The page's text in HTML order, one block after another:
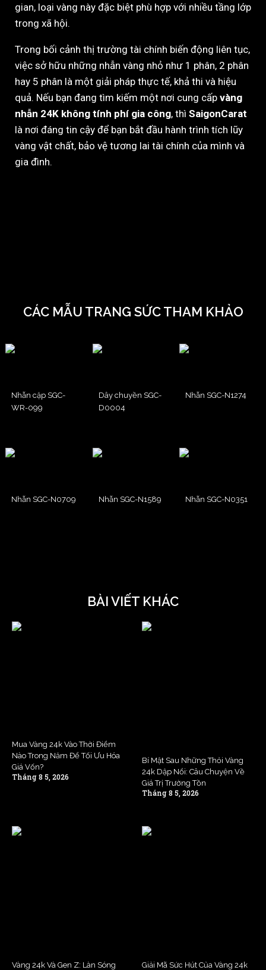
gian, loại vàng này đặc biệt phù hợp với nhiều tầng lớp
trong xã hội.
Trong bối cảnh thị trường tài chính biến động liên tục,
việc sở hữu những nhẫn vàng nhỏ như 1 phân, 2 phân
hay 5 phân là một giải pháp thực tế, khả thi và hiệu
quả. Nếu bạn đang tìm kiếm một nơi cung cấp vàng
nhẫn 24K không tính phí gia công, thì SaigonCarat
là nơi đáng tin cậy để bạn bắt đầu hành trình tích lũy
vàng vật chất, bảo vệ tương lai tài chính của mình và
gia đình.
CÁC MẪU TRANG SỨC THAM KHẢO
Nhẫn cặp SGC-
WR-099
Dây chuyền SGC-
D0004
Nhẫn SGC-N1274
Nhẫn SGC-N0709 Nhẫn SGC-N1589 Nhẫn SGC-N0351
BÀI VIẾT KHÁC
Mua Vàng 24k Vào Thời Điểm
Nào Trong Năm Để Tối Ưu Hóa
Giá Vốn?
Tháng 8 5, 2026
Bí Mật Sau Những Thỏi Vàng
24k Dập Nổi: Câu Chuyện Về
Giá Trị Trường Tồn
Tháng 8 5, 2026
Vàng 24k Và Gen Z: Làn Sóng
Giải Mã Sức Hút Của Vàng 24k